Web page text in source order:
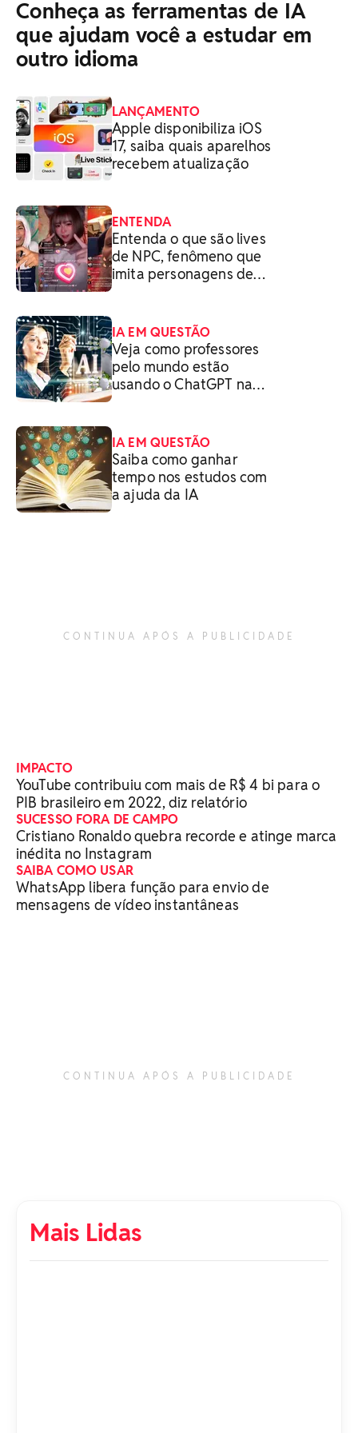
Conheça as ferramentas de IA
que ajudam você a estudar em
outro idioma
LANÇAMENTO
Apple disponibiliza iOS
17, saiba quais aparelhos
recebem atualização
ENTENDA
Entenda o que são lives
de NPC, fenômeno que
imita personagens de
IA EM QUESTÃO
Veja como professores
pelo mundo estão
usando o ChatGPT na
IA EM QUESTÃO
Saiba como ganhar
tempo nos estudos com
a ajuda da IA
CONTINUA APÓS A PUBLICIDADE
IMPACTO
YouTube contribuiu com mais de R$ 4 bi para o
PIB brasileiro em 2022, diz relatório
SUCESSO FORA DE CAMPO
Cristiano Ronaldo quebra recorde e atinge marca
inédita no Instagram
SAIBA COMO USAR
WhatsApp libera função para envio de
mensagens de vídeo instantâneas
CONTINUA APÓS A PUBLICIDADE
Mais Lidas